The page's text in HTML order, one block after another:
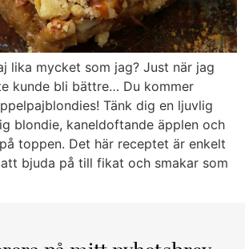
lika mycket som jag? Just när jag
kunde bli bättre… Du kommer
Tänk dig en ljuvlig
blondie, kaneldoftande äpplen och
toppen. Det här receptet är enkelt
bjuda på till fikat och smakar som